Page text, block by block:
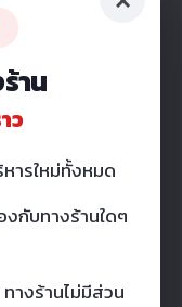
าน
ว
ารใหม่ทั้งหมด
งกับทางร้านใดๆ
างร้านไม่มีส่วน